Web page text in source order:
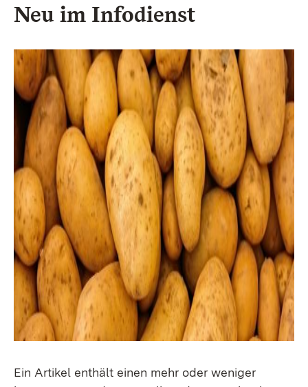
Neu im Infodienst
Ein Artikel enthält einen mehr oder weniger